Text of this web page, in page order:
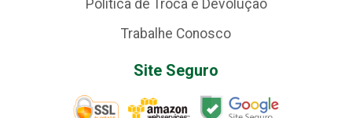
Política de Troca e Devolução
Trabalhe Conosco
Site Seguro